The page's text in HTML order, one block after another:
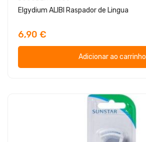
Elgydium ALIBI Raspador de Lingua
6,90 €
Adicionar ao carrinho